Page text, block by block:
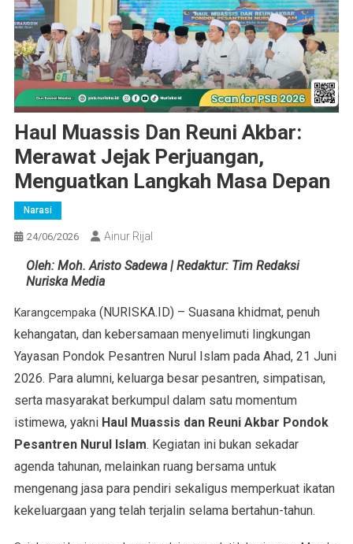
Haul Muassis Dan Reuni Akbar:
Merawat Jejak Perjuangan,
Menguatkan Langkah Masa Depan
Narasi
24/06/2026 Ainur Rijal
Oleh: Moh. Aristo Sadewa | Redaktur: Tim Redaksi
Nuriska Media
Karangcempaka (NURISKA.ID) – Suasana khidmat, penuh
kehangatan, dan kebersamaan menyelimuti lingkungan
Yayasan Pondok Pesantren Nurul Islam pada Ahad, 21 Juni
2026. Para alumni, keluarga besar pesantren, simpatisan,
serta masyarakat berkumpul dalam satu momentum
istimewa, yakni Haul Muassis dan Reuni Akbar Pondok
Pesantren Nurul Islam. Kegiatan ini bukan sekadar
agenda tahunan, melainkan ruang bersama untuk
mengenang jasa para pendiri sekaligus memperkuat ikatan
kekeluargaan yang telah terjalin selama bertahun-tahun.